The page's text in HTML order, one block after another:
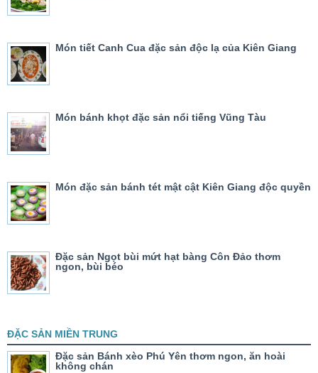
Món tiết Canh Cua đặc sản độc lạ của Kiên Giang
Món bánh khọt đặc sản nổi tiếng Vũng Tàu
Món đặc sản bánh tét mật cật Kiên Giang độc quyền
Đặc sản Ngọt bùi mứt hạt bàng Côn Đảo thơm
ngon, bùi béo
ĐẶC SẢN MIỀN TRUNG
Đặc sản Bánh xèo Phú Yên thơm ngon, ăn hoài
không chán